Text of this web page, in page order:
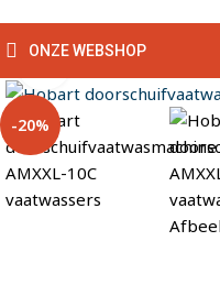
ONZE WEBSHOP
-20%
Klik om te vergroten